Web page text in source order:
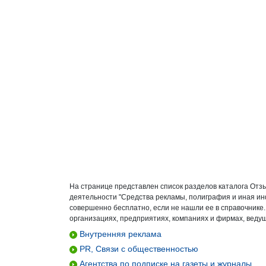
На странице представлен список разделов каталога
деятельности "Средства рекламы, полиграфия и иная
совершенно бесплатно, если не нашли ее в
организациях, предприятиях, компаниях и фирмах,
Внутренняя реклама
PR, Связи с общественностью
Агентства по подписке на газеты и журналы